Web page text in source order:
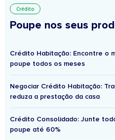
Crédito
Poupe nos seus
Crédito Habitação: Encontre o
poupe todos os meses
Negociar Crédito Habitação:
reduza a prestação da casa
Crédito Consolidado: Junte
poupe até 60%